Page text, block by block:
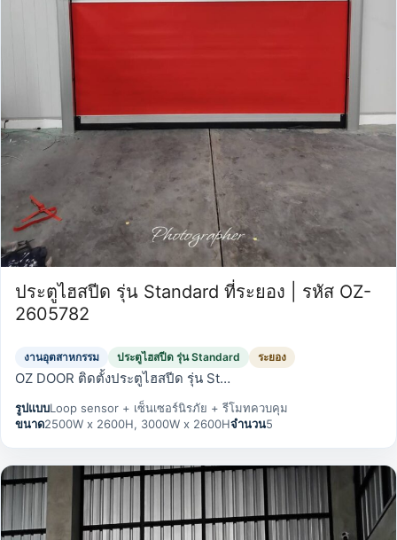
ประตูไฮสปีด รุ่น Standard ที่ระยอง | รหัส OZ-
2605782
งานอุตสาหกรรม ประตูไฮสปีด รุ่น Standard ระยอง
OZ DOOR ติดตั้งประตูไฮสปีด รุ่น St…
รูปแบบLoop sensor + เซ็นเซอร์นิรภัย + รีโมทควบคุม
ขนาด2500W x 2600H, 3000W x 2600Hจำนวน5